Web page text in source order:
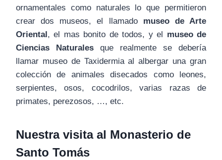
ornamentales como naturales lo que permitieron
crear dos museos, el llamado museo de Arte
Oriental , el mas bonito de todos, y el museo de
Ciencias Naturales que realmente se debería
llamar museo de Taxidermia al albergar una gran
colección de animales disecados como leones,
serpientes, osos, cocodrilos, varias razas de
primates, perezosos, …, etc.
Nuestra visita al Monasterio de
Santo Tomás